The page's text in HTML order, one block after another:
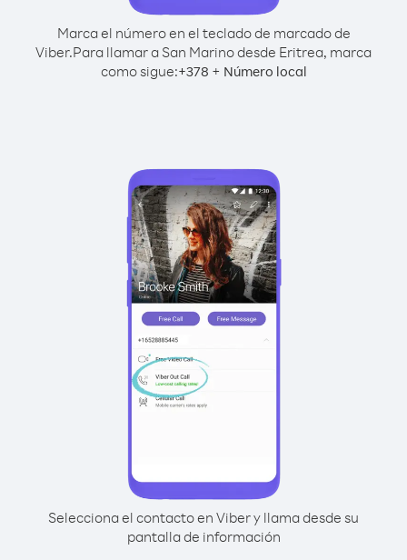
Marca el número en el teclado de marcado de
Viber.Para llamar a San Marino desde Eritrea, marca
como sigue:+378 + Número local
Selecciona el contacto en Viber y llama desde su
pantalla de información